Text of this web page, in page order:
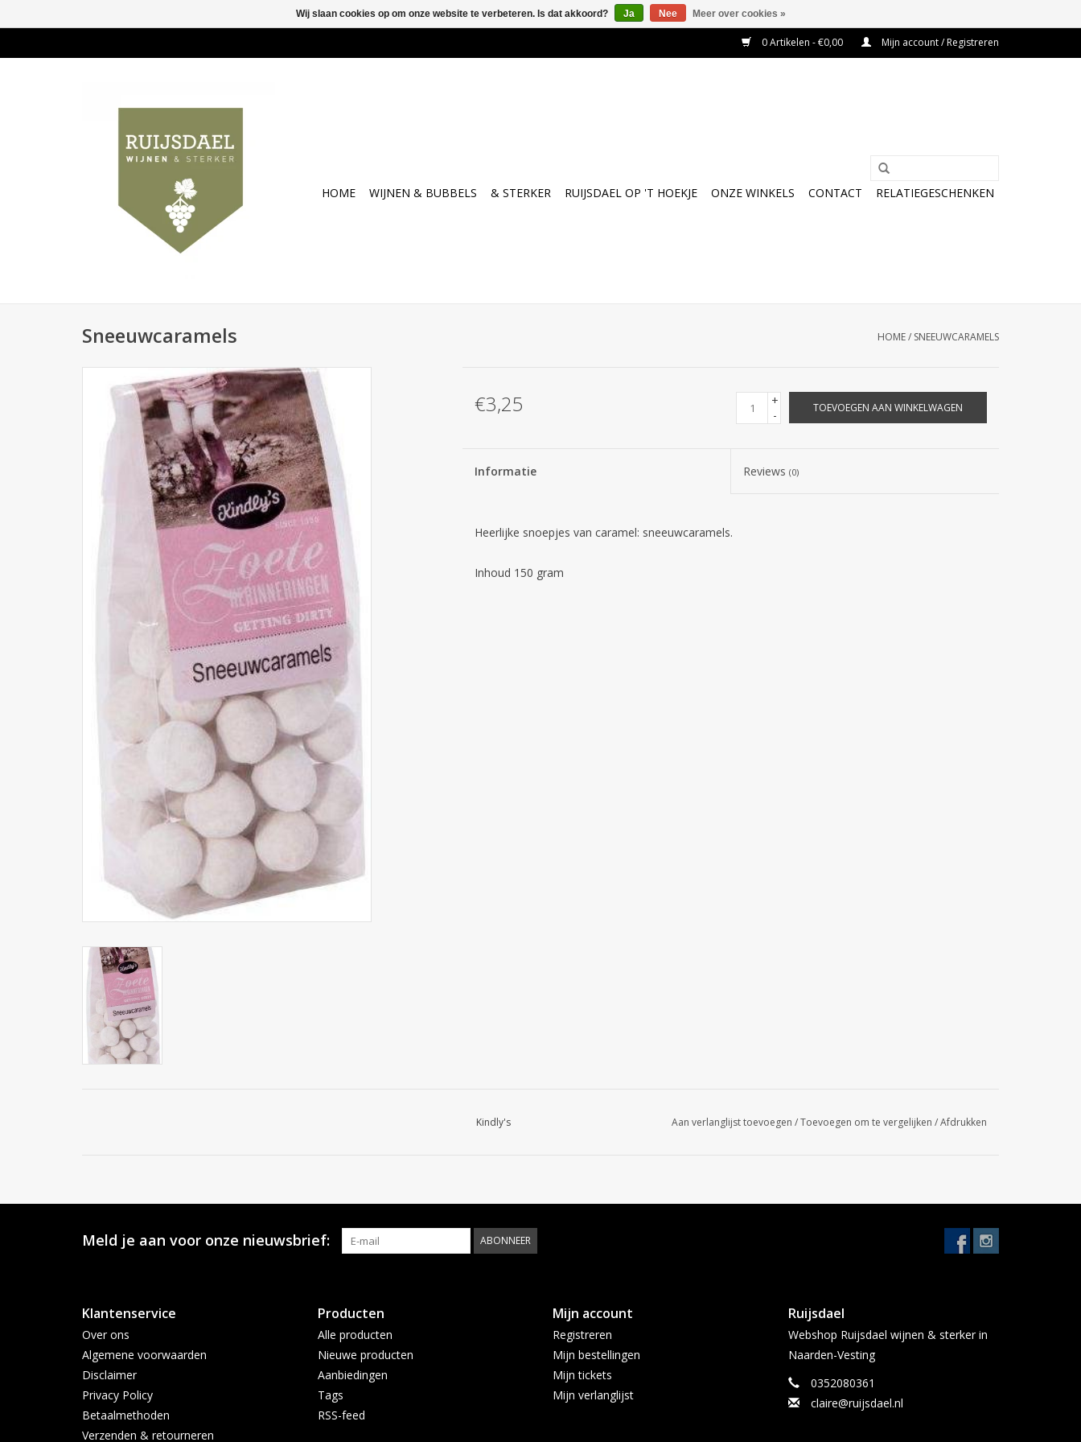
0 Artikelen - €0,00 Mijn account / Registreren
HOME WIJNEN & BUBBELS & STERKER RUIJSDAEL OP 'T HOEKJE ONZE WINKELS CONTACT RELATIEGESCHENKEN
Sneeuwcaramels HOME/ SNEEUWCARAMELS
€3,25
+
-
TOEVOEGEN AAN WINKELWAGEN
Informatie Reviews(0)
Heerlijke snoepjes van caramel: sneeuwcaramels.
Inhoud 150 gram
Kindly's Aan verlanglijst toevoegen /Toevoegen om te vergelijken /Afdrukken
Meld je aan voor onze nieuwsbrief: ABONNEER
Klantenservice
Over ons
Algemene voorwaarden
Disclaimer
Privacy Policy
Betaalmethoden
Verzenden & retourneren
Producten
Alle producten
Nieuwe producten
Aanbiedingen
Tags
RSS-feed
Mijn account
Registreren
Mijn bestellingen
Mijn tickets
Mijn verlanglijst
Ruijsdael
Webshop Ruijsdael wijnen & sterker in
Naarden-Vesting
0352080361
claire@ruijsdael.nl
Wij slaan cookies op om onze website te verbeteren. Is dat akkoord? Ja Nee Meer over cookies »